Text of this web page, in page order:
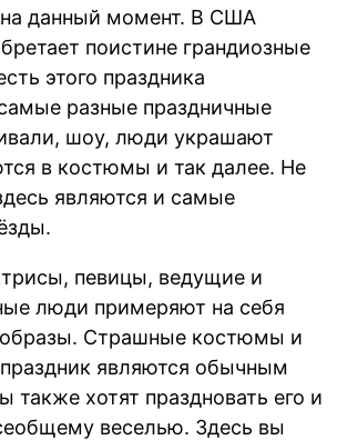
данный момент. В США
поистине грандиозные
этого праздника
разные праздничные
шоу, люди украшают
в костюмы и так далее. Не
являются и самые
певицы, ведущие и
люди примеряют на себя
Страшные костюмы и
являются обычным
также хотят праздновать его и
веселью. Здесь вы